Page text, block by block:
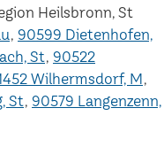
Heilsbronn, St
90599 Dietenhofen,
St 90522
Wilhermsdorf, M
St 90579 Langenzenn,